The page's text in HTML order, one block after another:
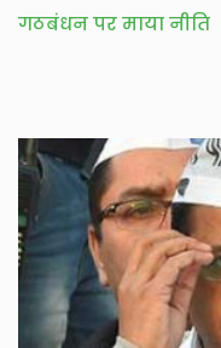
गठबंधन पर माया नीति